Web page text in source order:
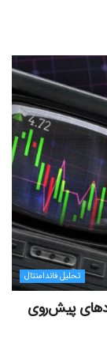
تحلیل فاندامنتال
پیش‌روی